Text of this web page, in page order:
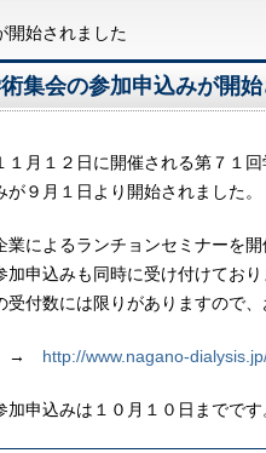
開始されました
集会の参加申込みが開
１月１２日に開催される第７１
が９月１日より開始されました。
業によるランチョンセミナーを開
加申込みも同時に受け付けており
受付数には限りがありますので、
→ http://www.nagano-
加申込みは１０月１０日までです